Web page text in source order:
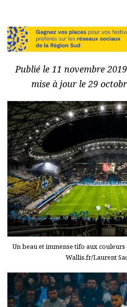
Publié le 11 novembre
mise à jour le 29
Un beau et immense tifo aux
Wallis.fr/Laurent